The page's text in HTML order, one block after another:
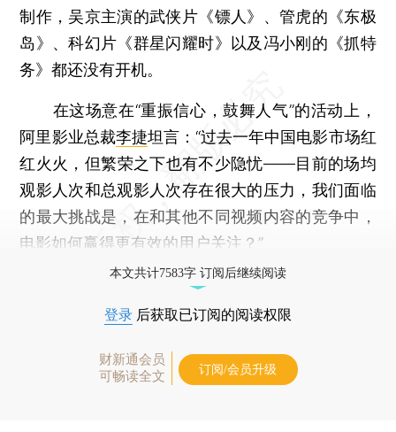
制作，吴京主演的武侠片《镖人》、管虎的《东极
岛》、科幻片《群星闪耀时》以及冯小刚的《抓特
务》都还没有开机。
在这场意在“重振信心，鼓舞人气”的活动上，
阿里影业总裁李捷坦言：“过去一年中国电影市场红
红火火，但繁荣之下也有不少隐忧——目前的场均
观影人次和总观影人次存在很大的压力，我们面临
的最大挑战是，在和其他不同视频内容的竞争中，
电影如何赢得更有效的用户关注？”
本文共计7583字 订阅后继续阅读
登录 后获取已订阅的阅读权限
财新通会员
可畅读全文
订阅/会员升级